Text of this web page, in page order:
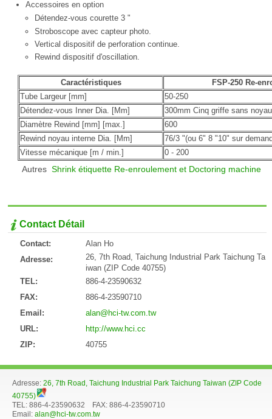
Accessoires en option
Détendez-vous courette 3 "
Stroboscope avec capteur photo.
Vertical dispositif de perforation continue.
Rewind dispositif d'oscillation.
Caractéristiques
FSP-250 Re-
Tube Largeur [mm]
50-250
Détendez-vous Inner Dia. [Mm]
300mm Cinq griffe sans
Diamètre Rewind [mm] [max.]
600
Rewind noyau interne Dia. [Mm]
76/3 "(ou 6" 8 "10" sur
Vitesse mécanique [m / min.]
0 - 200
Autres Shrink étiquette Re-enroulement et Doctoring machine
Contact Détail
Contact:
Alan Ho
Adresse:
26, 7th Road, Taichung Industrial Park Taichung Ta
iwan (ZIP Code 40755)
TEL:
886-4-23590632
FAX:
886-4-23590710
Email:
alan@hci-tw.com.tw
URL:
http://www.hci.cc
ZIP:
40755
Adresse: 26, 7th Road, Taichung Industrial Park Taichung Taiwan (ZIP Code
40755)
TEL: 886-4-23590632 FAX: 886-4-23590710
Email: alan@hci-tw.com.tw